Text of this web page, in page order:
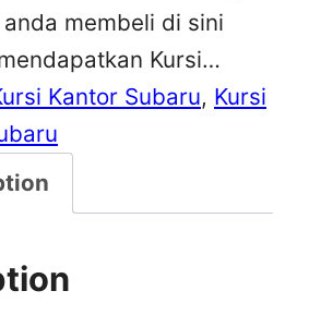
membeli di sini
Kursi…
Kantor Subaru, Kursi